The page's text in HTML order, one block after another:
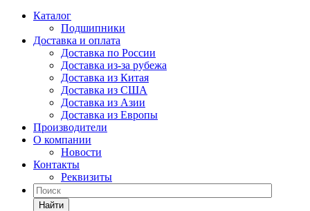
Каталог
Подшипники
Доставка и оплата
Доставка по России
Доставка из-за рубежа
Доставка из Китая
Доставка из США
Доставка из Азии
Доставка из Европы
Производители
О компании
Новости
Контакты
Реквизиты
Найти